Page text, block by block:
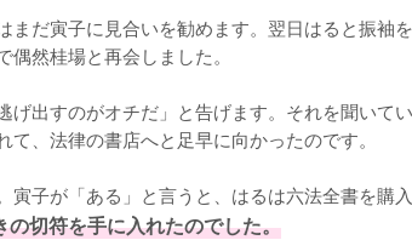
だ寅子に見合いを勧めます。翌日はると振袖
然桂場と再会しました。
出すのがオチだ」と告げます。それを聞いて
、法律の書店へと足早に向かったのです。
寅子が「ある」と言うと、はるは六法全書を購
切符を手に入れたのでした。